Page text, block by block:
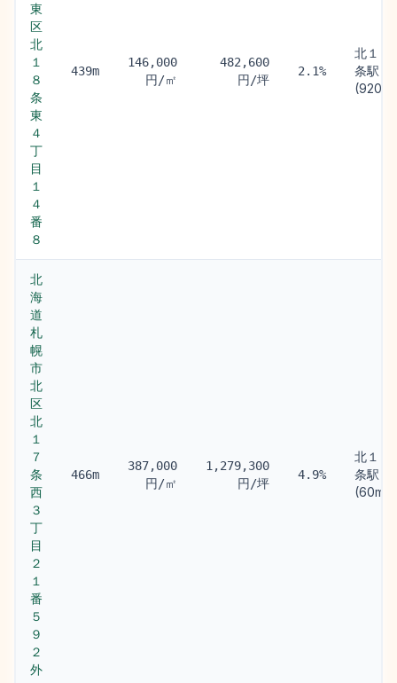
東
区
北
１
８
条
東
４
丁
目
１
４
番
８
439m
146,000
円/㎡
482,600
円/坪
2.1%
北１８
条駅
(920m)
北
海
道
札
幌
市
北
区
北
１
７
条
西
３
丁
目
２
１
番
５
９
２
外
466m
387,000
円/㎡
1,279,300
円/坪
4.9%
北１８
条駅
(60m)